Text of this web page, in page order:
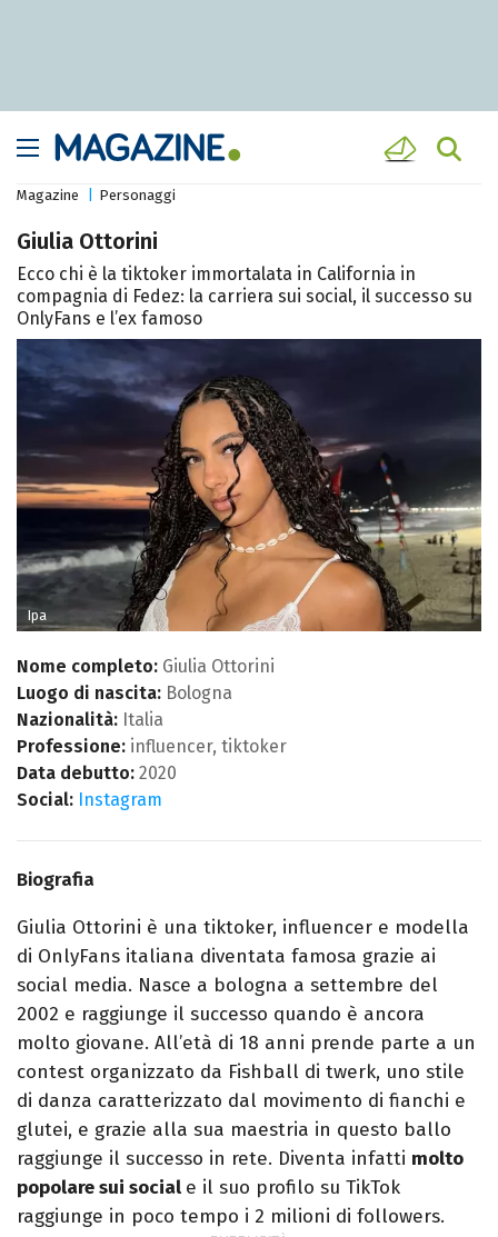
Magazine Personaggi
Giulia Ottorini
Ecco chi è la tiktoker immortalata in California in
compagnia di Fedez: la carriera sui social, il successo su
OnlyFans e l’ex famoso
Ipa
Nome completo: Giulia Ottorini
Luogo di nascita: Bologna
Nazionalità: Italia
Professione: influencer, tiktoker
Data debutto: 2020
Social: Instagram
Biografia
Giulia Ottorini è una tiktoker, influencer e modella
di OnlyFans italiana diventata famosa grazie ai
social media. Nasce a bologna a settembre del
2002 e raggiunge il successo quando è ancora
molto giovane. All’età di 18 anni prende parte a un
contest organizzato da Fishball di twerk, uno stile
di danza caratterizzato dal movimento di fianchi e
glutei, e grazie alla sua maestria in questo ballo
raggiunge il successo in rete. Diventa infatti molto
popolare sui social e il suo profilo su TikTok
raggiunge in poco tempo i 2 milioni di followers.